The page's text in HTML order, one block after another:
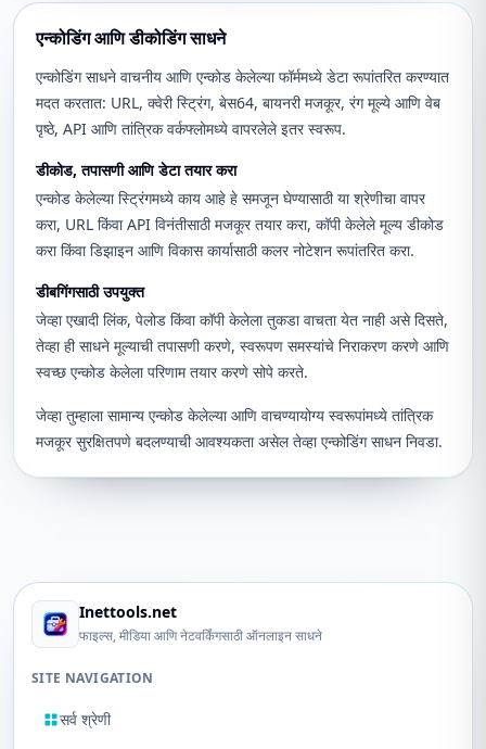
एन्कोडिंग आणि डीकोडिंग साधने
एन्कोडिंग साधने वाचनीय आणि एन्कोड केलेल्या फॉर्ममध्ये डेटा रूपांतरित करण्यात
मदत करतात: URL, क्वेरी स्ट्रिंग, बेस64, बायनरी मजकूर, रंग मूल्ये आणि वेब
पृष्ठे, API आणि तांत्रिक वर्कफ्लोमध्ये वापरलेले इतर स्वरूप.
डीकोड, तपासणी आणि डेटा तयार करा
एन्कोड केलेल्या स्ट्रिंगमध्ये काय आहे हे समजून घेण्यासाठी या श्रेणीचा वापर
करा, URL किंवा API विनंतीसाठी मजकूर तयार करा, कॉपी केलेले मूल्य डीकोड
करा किंवा डिझाइन आणि विकास कार्यासाठी कलर नोटेशन रूपांतरित करा.
डीबगिंगसाठी उपयुक्त
जेव्हा एखादी लिंक, पेलोड किंवा कॉपी केलेला तुकडा वाचता येत नाही असे दिसते,
तेव्हा ही साधने मूल्याची तपासणी करणे, स्वरूपण समस्यांचे निराकरण करणे आणि
स्वच्छ एन्कोड केलेला परिणाम तयार करणे सोपे करते.
जेव्हा तुम्हाला सामान्य एन्कोड केलेल्या आणि वाचण्यायोग्य स्वरूपांमध्ये तांत्रिक
मजकूर सुरक्षितपणे बदलण्याची आवश्यकता असेल तेव्हा एन्कोडिंग साधन निवडा.
Inettools.net
फाइल्स, मीडिया आणि नेटवर्किंगसाठी ऑनलाइन साधने
SITE NAVIGATION
सर्व श्रेणी